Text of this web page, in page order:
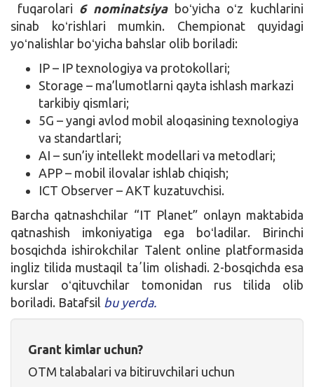
fuqarolari 6 nominatsiyaboʻyicha oʻz kuchlarini
sinab koʻrishlari mumkin. Chempionat quyidagi
yoʻnalishlar boʻyicha bahslar olib boriladi:
IP – IP texnologiya va protokollari;
Storage – ma’lumotlarni qayta ishlash markazi
tarkibiy qismlari;
5G – yangi avlod mobil aloqasining texnologiya
va standartlari;
AI – sun’iy intellekt modellari va metodlari;
APP – mobil ilovalar ishlab chiqish;
ICT Observer – AKT kuzatuvchisi.
Barcha qatnashchilar “IT Planet” onlayn maktabida
qatnashish imkoniyatiga ega boʻladilar. Birinchi
bosqichda ishirokchilar Talent online platformasida
ingliz tilida mustaqil taʼlim olishadi. 2-bosqichda esa
kurslar oʻqituvchilar tomonidan rus tilida olib
boriladi. Batafsil bu yerda.
Grant kimlar uchun?
OTM talabalari va bitiruvchilari uchun